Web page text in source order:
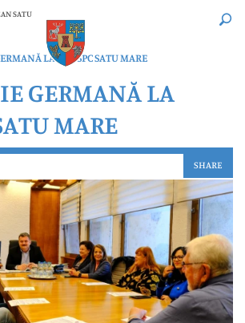
SATU
LA DGASPC SATU MARE
GERMANĂ LA
MARE
SHARE